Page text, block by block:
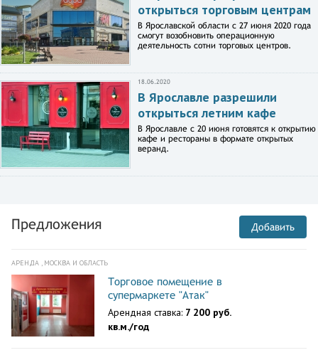
открыться торговым центрам
В Ярославской области с 27 июня 2020 года
смогут возобновить операционную
деятельность сотни торговых центров.
18.06.2020
В Ярославле разрешили
открыться летним кафе
В Ярославле с 20 июня готовятся к открытию
кафе и рестораны в формате открытых
веранд.
Предложения Добавить
АРЕНДА , МОСКВА И ОБЛАСТЬ
Торговое помещение в
супермаркете "Атак"
Арендная ставка: 7 200 руб.
кв.м./год